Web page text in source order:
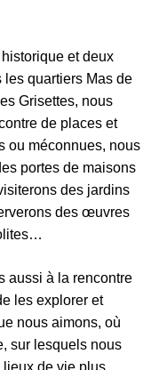
et deux
les quartiers Mas de
Grisettes, nous
de places et
ou méconnues, nous
portes de maisons
des jardins
des œuvres
aussi à la rencontre
les explorer et
nous aimons, où
sur lesquels nous